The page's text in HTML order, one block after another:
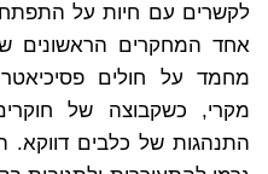
לקשרים עם חיות על
אחד המחקרים הראשונים
מחמד על חולים
מקרי, כשקבוצה של
התנהגות של כלבים